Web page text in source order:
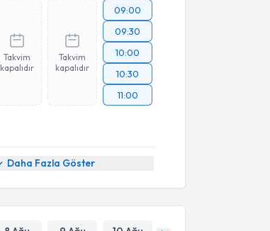
Takvim
kapalıdır
Takvim
kapalıdır
09:00
09:30
10:00
10:30
11:00
Daha Fazla Göster